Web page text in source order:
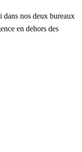
nos deux bureaux
en dehors des